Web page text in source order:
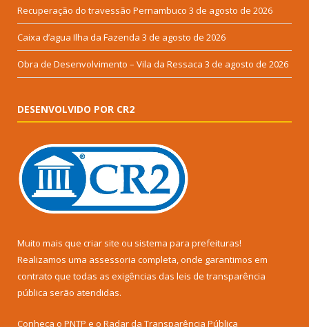
Recuperação do travessão Pernambuco 3 de agosto de 2026
Caixa d’agua Ilha da Fazenda 3 de agosto de 2026
Obra de Desenvolvimento – Vila da Ressaca 3 de agosto de 2026
DESENVOLVIDO POR CR2
Muito mais que criar site ou sistema para prefeituras!
Realizamos uma assessoria completa, onde garantimos em
contrato que todas as exigências das leis de transparência
pública serão atendidas.
Conheça o PNTP e o Radar da Transparência Pública